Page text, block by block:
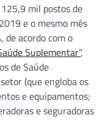
mil postos de
e o mesmo mês
de acordo com o
Suplementar”,
de Saúde
(que engloba os
e equipamentos;
e seguradoras